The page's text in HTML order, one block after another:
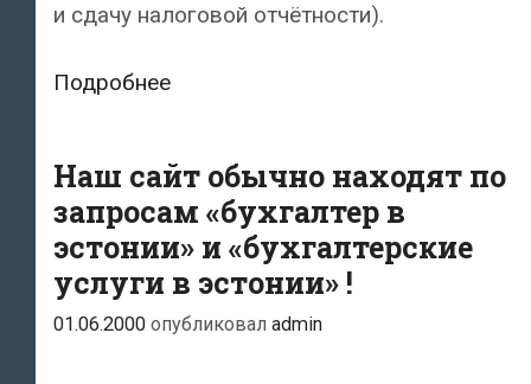
и сдачу налоговой отчётности).
ПодробнееНаши
Наш сайт обычно находят по
запросам «бухгалтер в
эстонии» и «бухгалтерские
услуги в эстонии» !
01.06.2000 опубликовал admin